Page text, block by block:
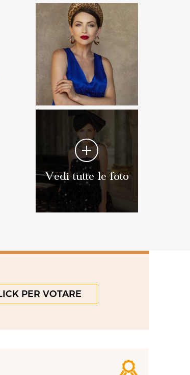
Vedi tutte le foto
PER VOTARE